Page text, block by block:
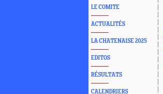
LE COMITE
ACTUALITÉS
LA CHATENAISE 2025
EDITOS
RÉSULTATS
CALENDRIERS